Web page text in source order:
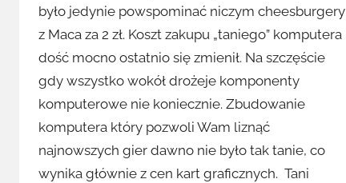
było jedynie powspominać niczym cheesburgery
z Maca za 2 zł. Koszt zakupu „taniego” komputera
dość mocno ostatnio się zmienił. Na szczęście
gdy wszystko wokół drożeje komponenty
komputerowe nie koniecznie. Zbudowanie
komputera który pozwoli Wam liznąć
najnowszych gier dawno nie było tak tanie, co
wynika głównie z cen kart graficznych. Tani